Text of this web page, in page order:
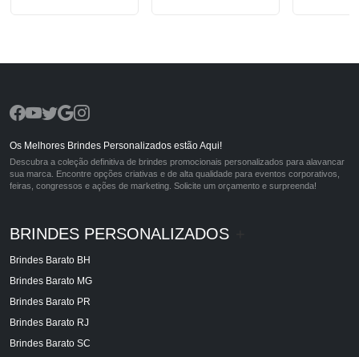
Os Melhores Brindes Personalizados estão Aqui!
Descubra a coleção definitiva de brindes promocionais personalizados para alavancar
sua marca. Encontre opções criativas e de alta qualidade para eventos corporativos,
feiras, congressos e ações de marketing. Solicite um orçamento e surpreenda!
BRINDES PERSONALIZADOS
Brindes Barato BH
Brindes Barato MG
Brindes Barato PR
Brindes Barato RJ
Brindes Barato SC